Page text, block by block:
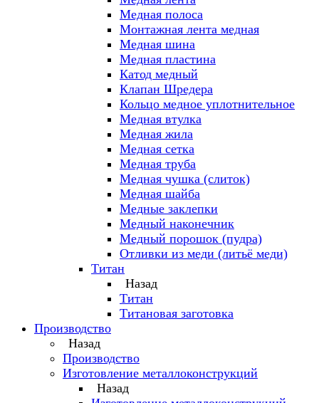
Медная полоса
Монтажная лента медная
Медная шина
Медная пластина
Катод медный
Клапан Шредера
Кольцо медное уплотнительное
Медная втулка
Медная жила
Медная сетка
Медная труба
Медная чушка (слиток)
Медная шайба
Медные заклепки
Медный наконечник
Медный порошок (пудра)
Отливки из меди (литьё меди)
Титан
Назад
Титан
Титановая заготовка
Производство
Назад
Производство
Изготовление металлоконструкций
Назад